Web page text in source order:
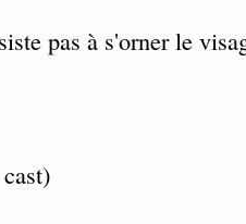
pas à s'orner le